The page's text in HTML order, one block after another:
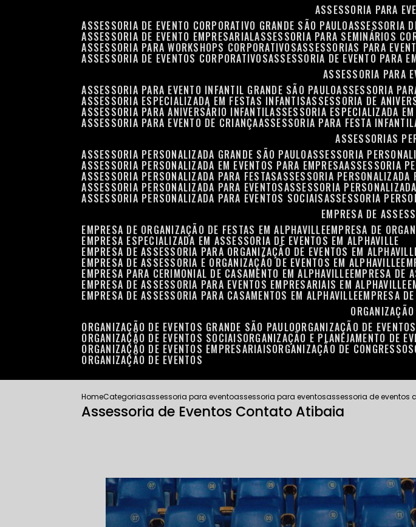
ASSESSORIA PARA
ASSESSORIA DE EVENTO CORPORATIVO GRANDE SÃO PAULO ASSESSORIA
ASSESSORIA DE EVENTO EMPRESARIAL ASSESSORIA PARA SEMINÁRIOS
ASSESSORIA PARA WORKSHOPS CORPORATIVOS ASSESSORIAS PARA
ASSESSORIA DE EVENTOS CORPORATIVOS ASSESSORIA DE EVENTO PARA
ASSESSORIA PARA
ASSESSORIA PARA EVENTO INFANTIL GRANDE SÃO PAULO ASSESSORIA
ASSESSORIA ESPECIALIZADA EM FESTAS INFANTIS ASSESSORIA DE
ASSESSORIA PARA ANIVERSÁRIO INFANTIL ASSESSORIA ESPECIALIZADA
ASSESSORIA PARA EVENTO DE CRIANÇA ASSESSORIA PARA FESTA INFANTIL
ASSESSORIAS
ASSESSORIA PERSONALIZADA GRANDE SÃO PAULO ASSESSORIA
ASSESSORIA PERSONALIZADA EM EVENTOS PARA EMPRESA ASSESSORIA
ASSESSORIA PERSONALIZADA PARA FESTAS ASSESSORIA
ASSESSORIA PERSONALIZADA PARA EVENTOS ASSESSORIA
ASSESSORIA PERSONALIZADA PARA EVENTOS SOCIAIS ASSESSORIA
EMPRESA DE
EMPRESA DE ORGANIZAÇÃO DE FESTAS EM ALPHAVILLE EMPRESA DE
EMPRESA ESPECIALIZADA EM ASSESSORIA DE EVENTOS EM ALPHAVILLE
EMPRESA DE ASSESSORIA PARA ORGANIZAÇÃO DE EVENTOS EM
EMPRESA DE ASSESSORIA E ORGANIZAÇÃO DE EVENTOS EM ALPHAVILLE
EMPRESA PARA CERIMONIAL DE CASAMENTO EM ALPHAVILLE EMPRESA DE
EMPRESA DE ASSESSORIA PARA EVENTOS EMPRESARIAIS EM ALPHAVILLE
EMPRESA DE ASSESSORIA PARA CASAMENTOS EM ALPHAVILLE EMPRESA
ORGANIZAÇÃO DE EVENTOS GRANDE SÃO PAULO ORGANIZAÇÃO DE
ORGANIZAÇÃO DE EVENTOS SOCIAIS ORGANIZAÇÃO E PLANEJAMENTO DE
ORGANIZAÇÃO DE EVENTOS EMPRESARIAIS ORGANIZAÇÃO DE CONGRESSOS
ORGANIZAÇÃO DE EVENTOS
HomeCategoriasassessoria para eventoassessoria para eventosassessoria de eventos
Assessoria de Eventos Contato Atibaia